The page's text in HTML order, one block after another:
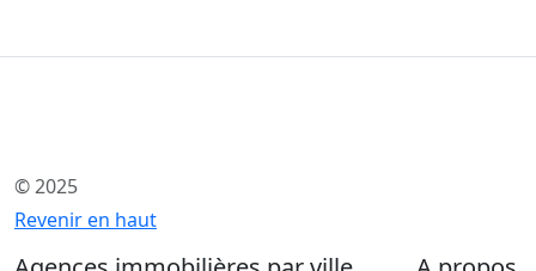
© 2025
Revenir en haut